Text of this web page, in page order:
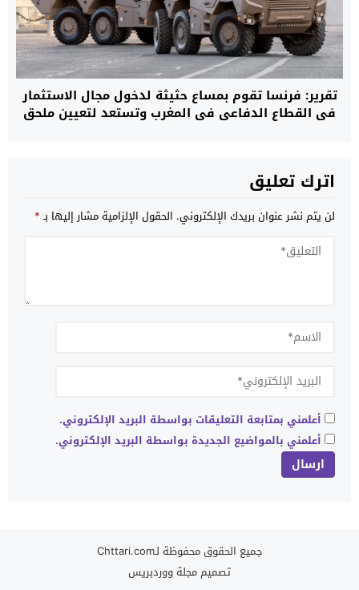
تقرير: فرنسا تقوم بمساع حثيثة لدخول مجال الاستثمار
في القطاع الدفاعي في المغرب وتستعد لتعيين ملحق
اترك تعليق
لن يتم نشر عنوان بريدك الإلكتروني. الحقول الإلزامية مشار إليها بـ*
أعلمني بمتابعة التعليقات بواسطة البريد الإلكتروني.
أعلمني بالمواضيع الجديدة بواسطة البريد الإلكتروني.
جميع الحقوق محفوظة لـChttari.com
تصميممجلة ووردبريس